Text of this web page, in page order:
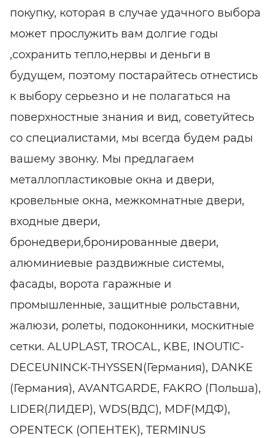
покупку, которая в случае удачного выбора
может прослужить вам долгие годы
,сохранить тепло,нервы и деньги в
будущем, поэтому постарайтесь отнестись
к выбору серьезно и не полагаться на
поверхностные знания и вид, советуйтесь
со специалистами, мы всегда будем рады
вашему звонку. Мы предлагаем
металлопластиковые окна и двери,
кровельные окна, межкомнатные двери,
входные двери,
бронедвери,бронированные двери,
алюминиевые раздвижные системы,
фасады, ворота гаражные и
промышленные, защитные рольставни,
жалюзи, ролеты, подоконники, москитные
сетки. ALUPLAST, TROCAL, KBE, INOUTIC-
DECEUNINCK-THYSSEN(Германия), DANKE
(Германия), AVANTGARDE, FAKRO (Польша),
LIDER(ЛИДЕР), WDS(ВДС), MDF(МДФ),
OPENTECK (ОПЕНТЕК), TERMINUS